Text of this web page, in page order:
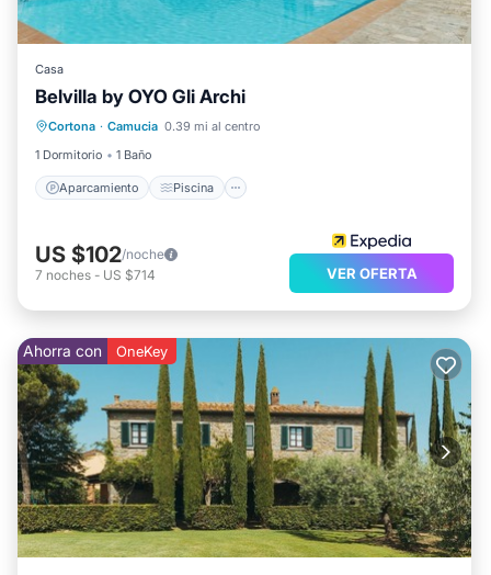
Casa
Belvilla by OYO Gli Archi
Cortona · Camucia 0.39 mi al centro
1 Dormitorio
1 Baño
Aparcamiento Piscina
Aparcamiento
Piscina
Balcón/Terraza
Cocina
US $102/noche
7 noches - US $714 VER OFERTA
Ahorra con OneKey